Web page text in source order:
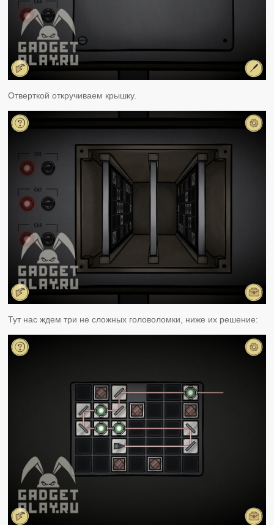
Отверткой откручиваем крышку.
Тут нас ждем три не сложных головоломки, ниже их решение: